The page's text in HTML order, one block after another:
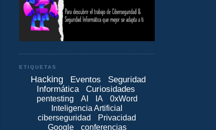
ETIQUETAS
Hacking Eventos
Seguridad
Informática
Curiosidades
pentesting AI IA
0xWord
Inteligencia Artificial
ciberseguridad
Privacidad
Google
conferencias